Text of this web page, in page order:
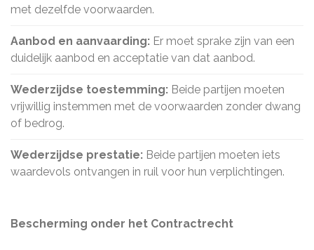
met dezelfde voorwaarden.
Aanbod en aanvaarding: Er moet sprake zijn van een
duidelijk aanbod en acceptatie van dat aanbod.
Wederzijdse toestemming: Beide partijen moeten
vrijwillig instemmen met de voorwaarden zonder dwang
of bedrog.
Wederzijdse prestatie: Beide partijen moeten iets
waardevols ontvangen in ruil voor hun verplichtingen.
Bescherming onder het Contractrecht